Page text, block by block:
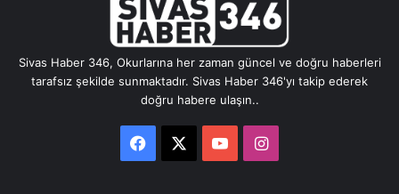
Sivas Haber 346, Okurlarına her zaman güncel ve doğru haberleri
tarafsız şekilde sunmaktadır. Sivas Haber 346'yı takip ederek
doğru habere ulaşın..
Facebook YouTubeInstagram